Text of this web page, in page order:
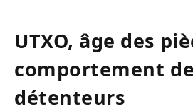
UTXO, âge des
comportement
détenteurs